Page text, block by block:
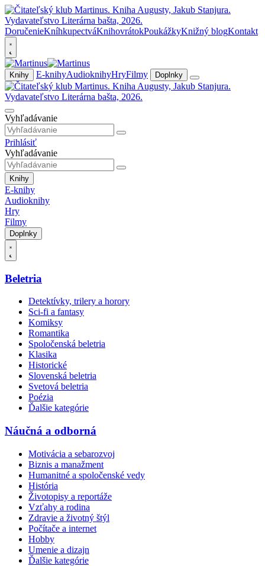
DoručenieKníhkupectváKnihovrátokPoukážkyKnižný blogKontakt
Knihy E-knihyAudioknihyHryFilmy Doplnky
Vyhľadávanie
Prihlásiť
Vyhľadávanie
Knihy
E-knihy
Audioknihy
Hry
Filmy
Doplnky
Beletria
Detektívky, trilery a horory
Sci-fi a fantasy
Komiksy
Romantika
Spoločenská beletria
Klasika
Historické
Slovenská beletria
Svetová beletria
Poézia
Ďalšie kategórie
Náučná a odborná
Motivácia a sebarozvoj
Biznis a manažment
Humanitné a spoločenské vedy
História
Životopisy a reportáže
Vzťahy a rodina
Zdravie a životný štýl
Počítače a internet
Hobby
Umenie a dizajn
Ďalšie kategórie